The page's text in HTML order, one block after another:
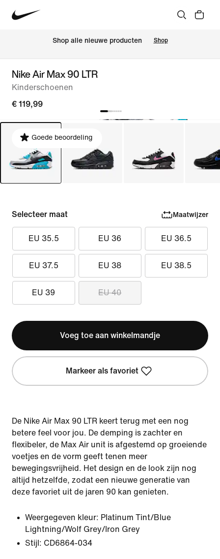
Shop alle nieuwe producten Shop
Nike Air Max 90 LTR
Kinderschoenen
€ 119,99
Goede beoordeling
Selecteer maat Maatwijzer
EU 35.5 EU 36 EU 36.5
EU 37.5 EU 38 EU 38.5
EU 39 EU 40
Voeg toe aan winkelmandje
Markeer als favoriet
De Nike Air Max 90 LTR keert terug met een nog
betere feel voor jou. De demping is zachter en
flexibeler, de Max Air unit is afgestemd op groeiende
voetjes en de vorm geeft tenen meer
bewegingsvrijheid. Het design en de look zijn nog
altijd hetzelfde, zodat een nieuwe generatie van
deze favoriet uit de jaren 90 kan genieten.
Weergegeven kleur: Platinum Tint/Blue
Lightning/Wolf Grey/Iron Grey
Stijl: CD6864-034